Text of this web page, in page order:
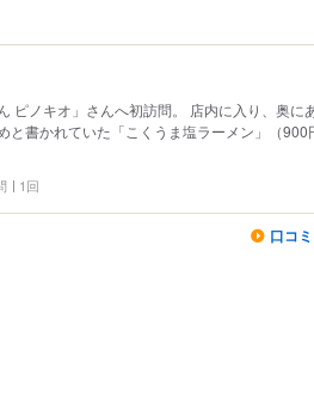
ピノキオ」さんへ初訪問。 店内に入り、奥に
と書かれていた「こくうま塩ラーメン」（900
1回
口コミ